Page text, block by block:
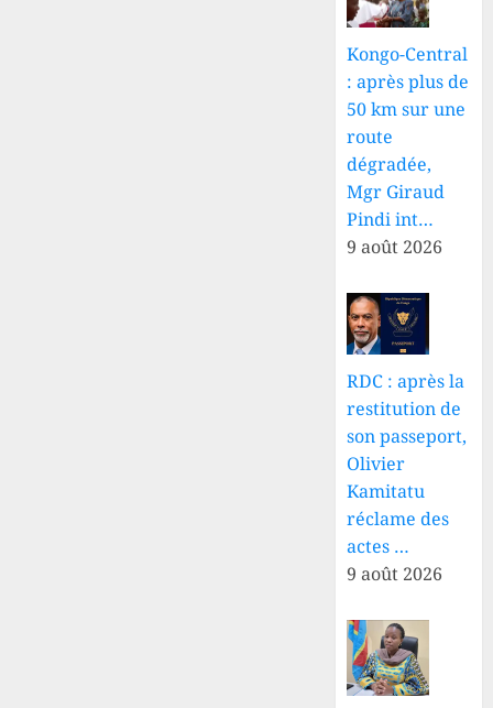
Kongo-Central
: après plus de
50 km sur une
route
dégradée,
Mgr Giraud
Pindi int…
9 août 2026
RDC : après la
restitution de
son passeport,
Olivier
Kamitatu
réclame des
actes …
9 août 2026